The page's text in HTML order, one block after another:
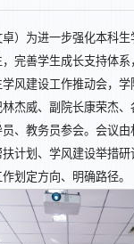
卓）为进一步强化本科
完善学生成长支持体
风建设工作推动会，
杰威、副院长康荣杰
、教务员参会。会议
计划、学风建设举措
划定方向、明确路径。